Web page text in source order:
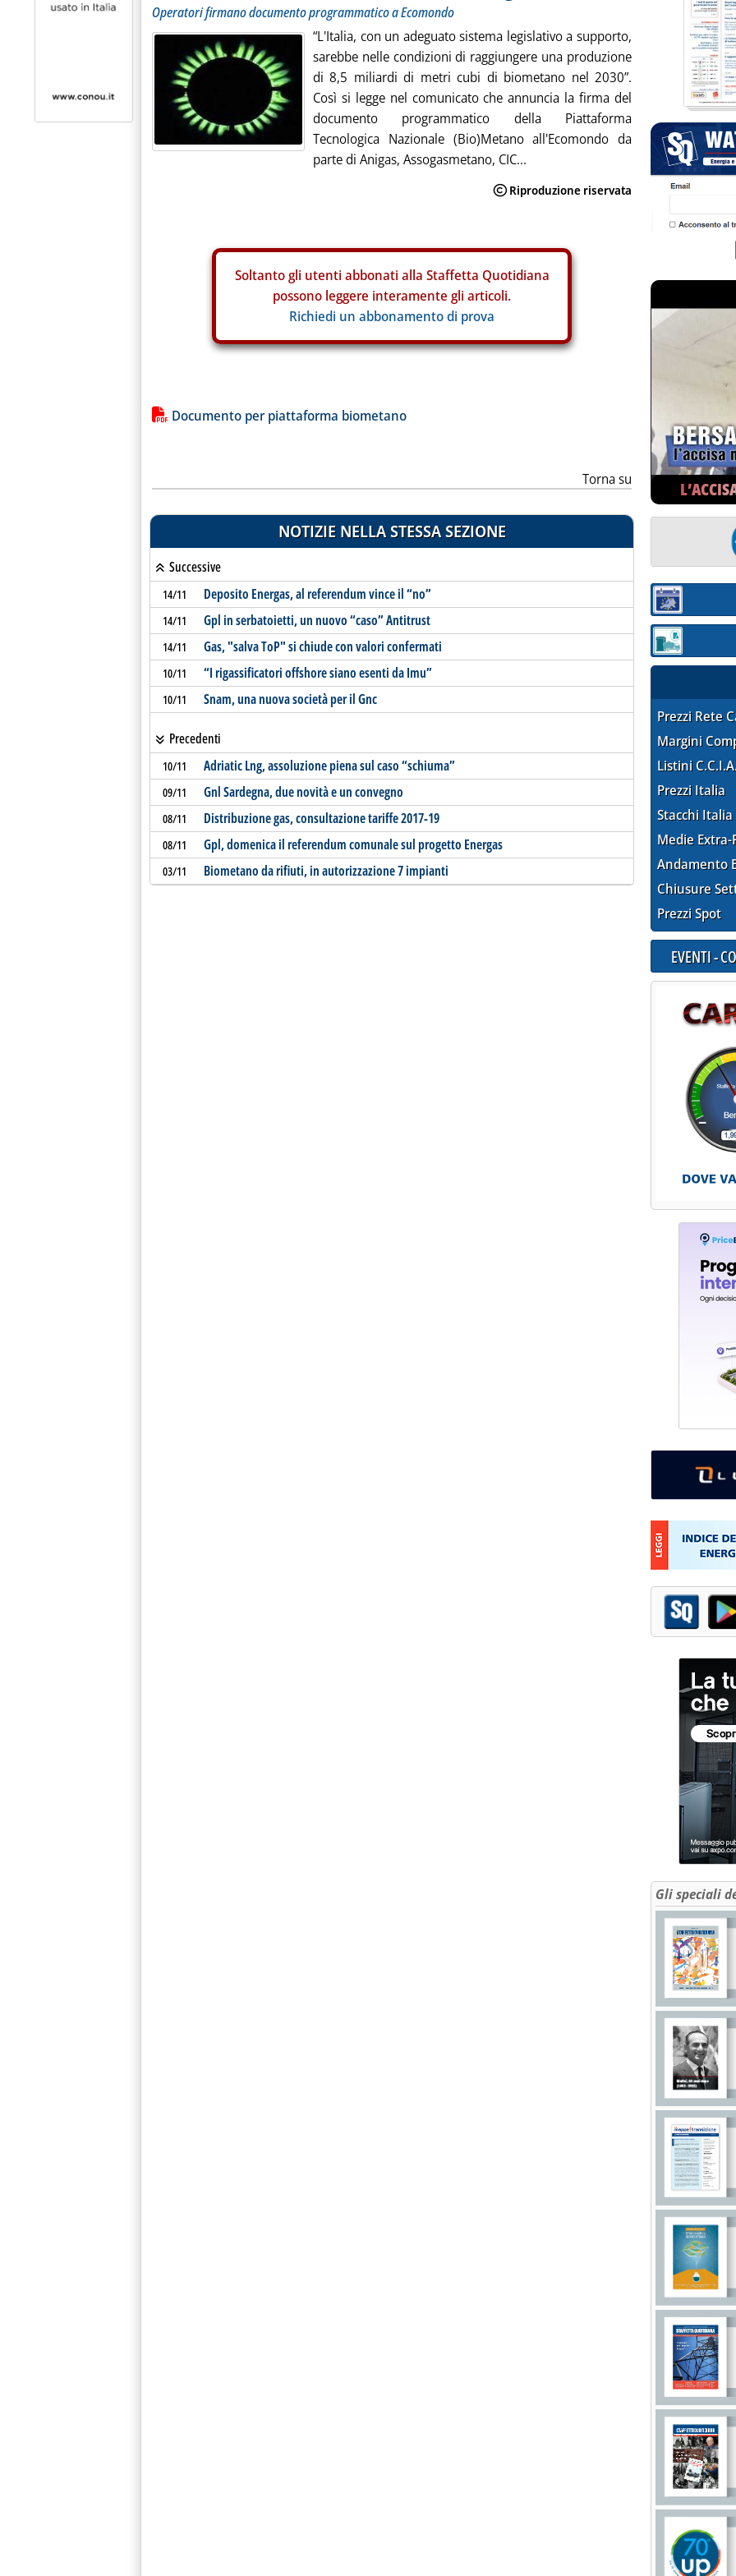
Operatori firmano documento programmatico a Ecomondo
“L'Italia, con un adeguato sistema legislativo a supporto,
sarebbe nelle condizioni di raggiungere una produzione
di 8,5 miliardi di metri cubi di biometano nel 2030”.
Così si legge nel comunicato che annuncia la firma del
documento programmatico della Piattaforma
Tecnologica Nazionale (Bio)Metano all'Ecomondo da
parte di Anigas, Assogasmetano, CIC...
Soltanto gli utenti abbonati alla Staffetta Quotidiana
possono leggere interamente gli articoli.
Richiedi un abbonamento di prova
Lista allegati PDF alla notizia
Documento per piattaforma biometano
Torna su
NOTIZIE NELLA STESSA SEZIONE
Successive
14/11 Deposito Energas, al referendum vince il “no”
14/11 Gpl in serbatoietti, un nuovo “caso” Antitrust
14/11 Gas, "salva ToP" si chiude con valori confermati
10/11 “I rigassificatori offshore siano esenti da Imu”
10/11 Snam, una nuova società per il Gnc
Precedenti
10/11 Adriatic Lng, assoluzione piena sul caso “schiuma”
09/11 Gnl Sardegna, due novità e un convegno
08/11 Distribuzione gas, consultazione tariffe 2017-19
08/11 Gpl, domenica il referendum comunale sul progetto Energas
03/11 Biometano da rifiuti, in autorizzazione 7 impianti
Sezione:
Sezione:
Prezzi Rete
Margini
Listini
Prezzi Italia
Stacchi Italia
Medie Extra-
Andamento
Chiusure
Prezzi Spot
EVENTI -
Gli speciali